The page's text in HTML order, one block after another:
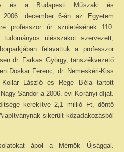
és a Budapesti Műszaki és
2006. december 6-án az Egyetem
professzor úr születésének 110.
ülésszakot szervezett,
felavattuk a professzor
dr. Farkas György, tanszékvezető
Doskar Ferenc, dr. Nemeskéri-Kiss
László és Rege Béla tartott
Sándor a 2006. évi Korányi díjat.
kerekítve 2,1 millió Ft, döntő
sikerült közadakozásból
ápol a Mérnök Újsággal.